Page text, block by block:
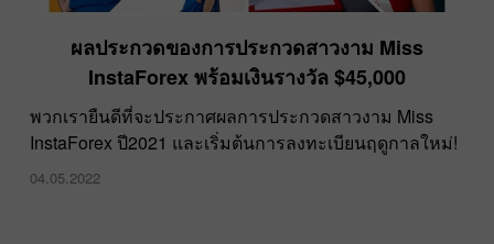
ผลประกวดของการประกวดสาวงาม Miss
InstaForex พร้อมเงินรางวัล $45,000
พวกเรายืนดีที่จะประกาศผลการประกวดสาวงาม Miss
InstaForex ปี2021 และเริ่มต้นการลงทะเบียนฤดูกาลใหม่!
04.05.2022